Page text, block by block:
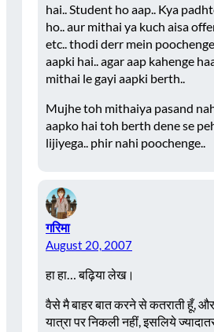
hai.. Student ho aap.. Kya
ho.. aur mithai ya kuch aisa
etc.. thodi derr mein
aapki hai.. agar aap kahenge
mithai le gayi aapki berth..
Mujhe toh mithaiya pasand
aapko hai toh berth dene se
lijiyega.. phir nahi poochenge..
गरिमा
August 20, 2007
हा हा… बढ़िया लेख।
वैसे मै बाहर बात करने से कतराती हूँ,
यात्रा पर निकली नहीं, इसलिये